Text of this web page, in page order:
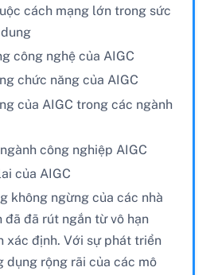
cách mạng lớn trong sức
công nghệ của AIGC
chức năng của AIGC
của AIGC trong các ngành
công nghiệp AIGC
của AIGC
không ngừng của các nhà
đã đã rút ngắn từ vô hạn
xác định. Với sự phát triển
dụng rộng rãi của các mô